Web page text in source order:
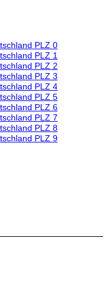
PLZ 0
PLZ 1
PLZ 2
PLZ 3
PLZ 4
PLZ 5
PLZ 6
PLZ 7
PLZ 8
PLZ 9